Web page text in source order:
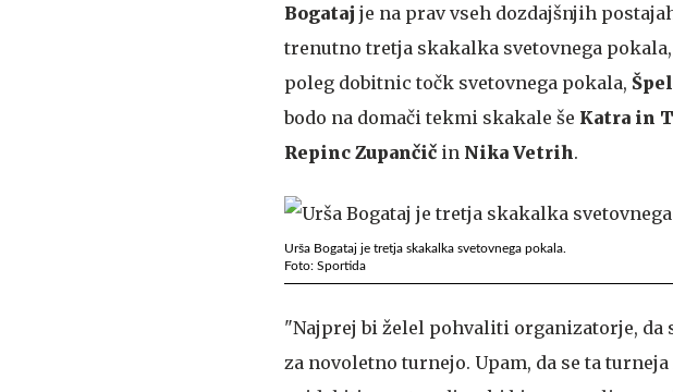
Bogataj je na prav vseh dozdajšnjih
trenutno tretja skakalka svetovnega pokala,
poleg dobitnic točk svetovnega pokala,
bodo na domači tekmi skakale še Katra in
Repinc Zupančič in Nika Vetrih.
Urša Bogataj je tretja skakalka svetovnega pokala.
Foto: Sportida
"Najprej bi želel pohvaliti organizatorje,
za novoletno turnejo. Upam, da se ta